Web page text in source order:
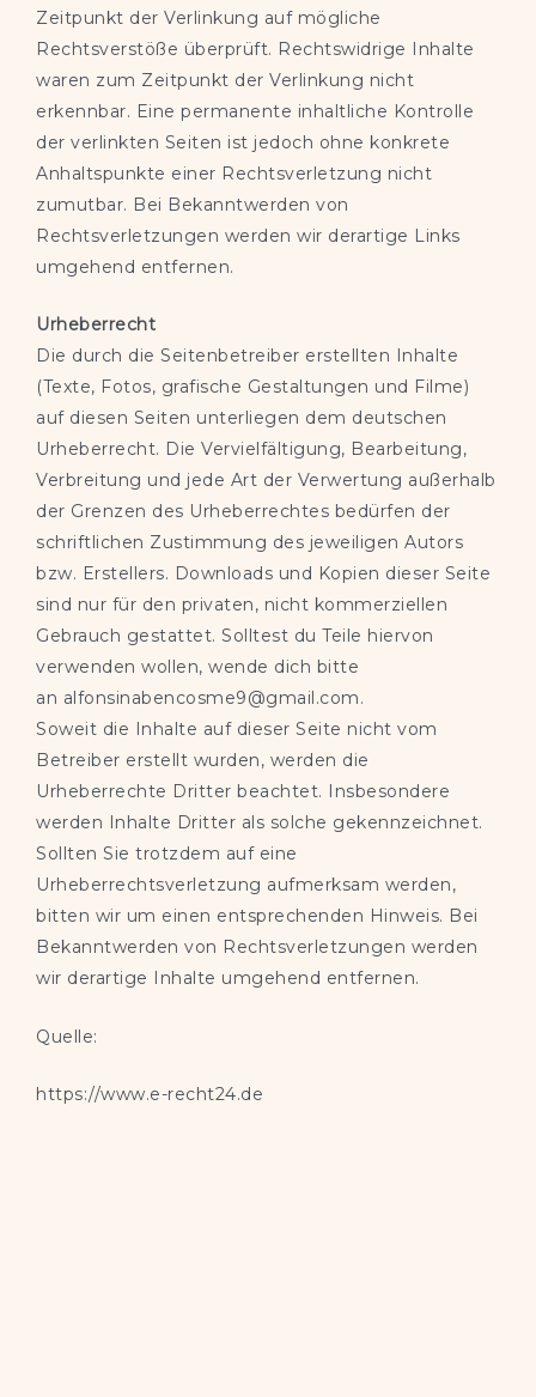
Zeitpunkt der Verlinkung auf mögliche
Rechtsverstöße überprüft. Rechtswidrige Inhalte
waren zum Zeitpunkt der Verlinkung nicht
erkennbar. Eine permanente inhaltliche Kontrolle
der verlinkten Seiten ist jedoch ohne konkrete
Anhaltspunkte einer Rechtsverletzung nicht
zumutbar. Bei Bekanntwerden von
Rechtsverletzungen werden wir derartige Links
umgehend entfernen.
Urheberrecht
Die durch die Seitenbetreiber erstellten Inhalte
(Texte, Fotos, grafische Gestaltungen und Filme)
auf diesen Seiten unterliegen dem deutschen
Urheberrecht. Die Vervielfältigung, Bearbeitung,
Verbreitung und jede Art der Verwertung außerhalb
der Grenzen des Urheberrechtes bedürfen der
schriftlichen Zustimmung des jeweiligen Autors
bzw. Erstellers. Downloads und Kopien dieser Seite
sind nur für den privaten, nicht kommerziellen
Gebrauch gestattet. Solltest du Teile hiervon
verwenden wollen, wende dich bitte
an alfonsinabencosme9@gmail.com.
Soweit die Inhalte auf dieser Seite nicht vom
Betreiber erstellt wurden, werden die
Urheberrechte Dritter beachtet. Insbesondere
werden Inhalte Dritter als solche gekennzeichnet.
Sollten Sie trotzdem auf eine
Urheberrechtsverletzung aufmerksam werden,
bitten wir um einen entsprechenden Hinweis. Bei
Bekanntwerden von Rechtsverletzungen werden
wir derartige Inhalte umgehend entfernen.
Quelle:
https://www.e-recht24.de